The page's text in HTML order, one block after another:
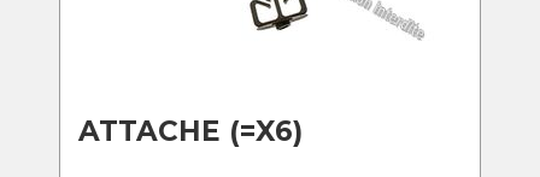
ATTACHE (=X6)